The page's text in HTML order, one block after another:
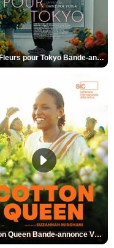
Des Fleurs pour Tokyo Bande-annonce VO STFR
Cotton Queen Bande-annonce VO STFR